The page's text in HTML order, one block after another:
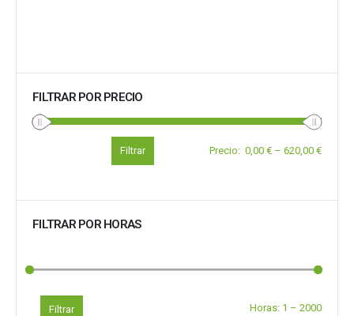
FILTRAR POR PRECIO
Filtrar Precio: 0,00 € – 620,00 €
FILTRAR POR HORAS
Filtrar Horas: 1 – 2000